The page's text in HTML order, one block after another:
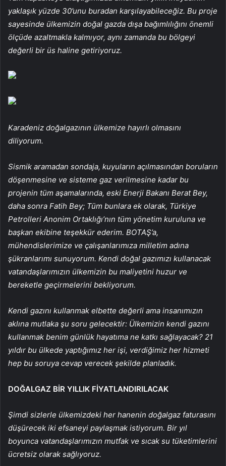
yaklaşık yüzde 30’unu buradan karşılayabileceğiz. Bu proje
sayesinde ülkemizin doğal gazda dışa bağımlılığını önemli
ölçüde azaltmakla kalmıyor, aynı zamanda bu bölgeyi
değerli bir üs haline getiriyoruz.
Karadeniz doğalgazının ülkemize hayırlı olmasını
diliyorum.
Sismik aramadan sondaja, kuyuların açılmasından boruların
döşenmesine ve sisteme gaz verilmesine kadar bu
projenin tüm aşamalarında, eski Enerji Bakanı Berat Bey,
daha sonra Fatih Bey; Tüm bunlara ek olarak, Türkiye
Petrolleri Anonim Ortaklığı’nın tüm yönetim kuruluna ve
başkan ekibine teşekkür ederim. BOTAŞ’a,
mühendislerimize ve çalışanlarımıza milletim adına
şükranlarımı sunuyorum. Kendi doğal gazımızı kullanacak
vatandaşlarımızın ülkemizin bu maliyetini huzur ve
bereketle geçirmelerini bekliyorum.
Kendi gazını kullanmak elbette değerli ama insanımızın
aklına mutlaka şu soru gelecektir: Ülkemizin kendi gazını
kullanmak benim günlük hayatıma ne katkı sağlayacak? 21
yıldır bu ülkede yaptığımız her işi, verdiğimiz her hizmeti
hep bu soruya cevap verecek şekilde planladık.
DOĞALGAZ BİR YILLIK FİYATLANDIRILACAK
Şimdi sizlerle ülkemizdeki her hanenin doğalgaz faturasını
düşürecek iki efsaneyi paylaşmak istiyorum. Bir yıl
boyunca vatandaşlarımızın mutfak ve sıcak su tüketimlerini
ücretsiz olarak sağlıyoruz.